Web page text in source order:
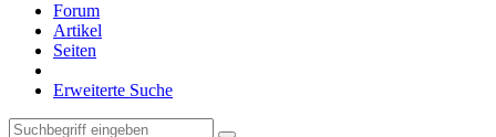
Forum
Artikel
Seiten
Erweiterte Suche